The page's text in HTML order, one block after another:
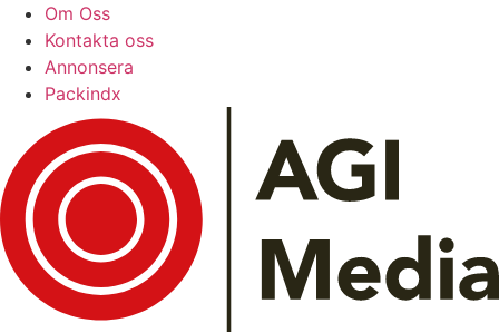
Om Oss
Kontakta oss
Annonsera
Packindx